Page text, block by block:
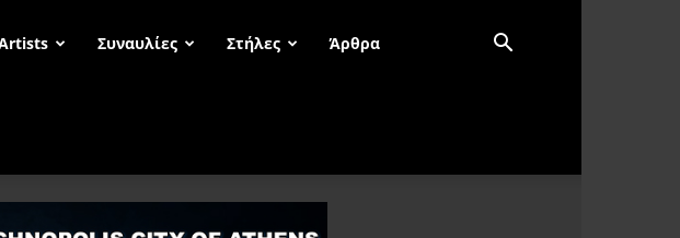
Συναυλίες Στήλες Άρθρα